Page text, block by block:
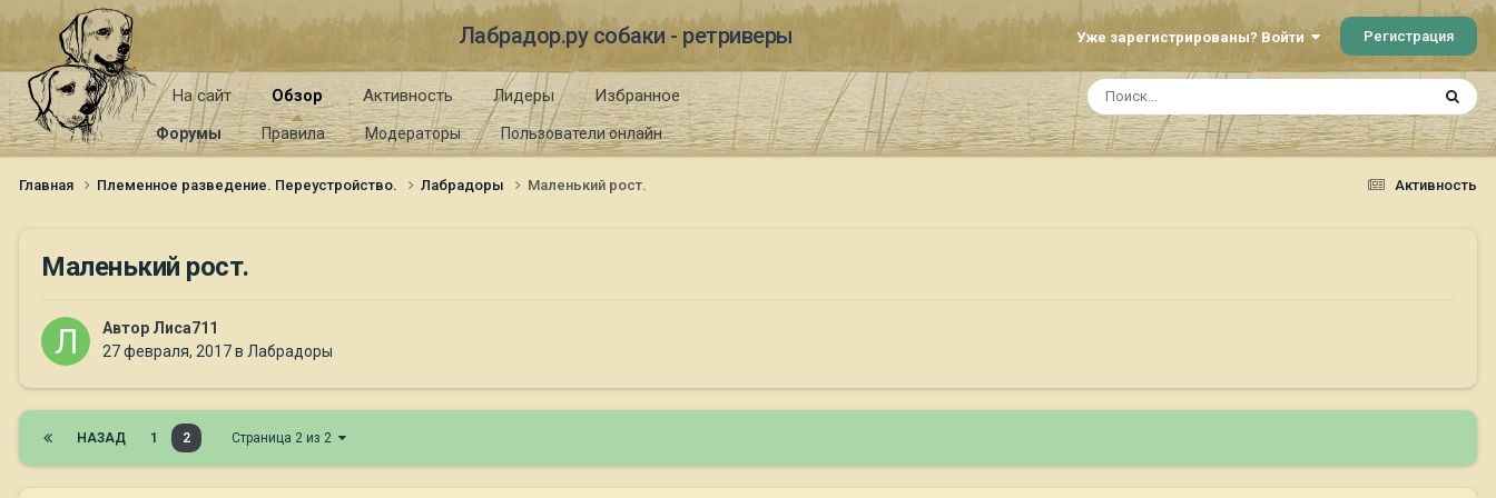
Лабрадор.ру собаки - ретриверы Уже зарегистрированы? Войти Регистрация
На сайт Обзор
Форумы Правила Модераторы Пользователи онлайн
Активность Лидеры Избранное
Активность
Главная Племенное разведение. Переустройство. Лабрадоры Маленький рост.
Маленький рост.
Автор Лиса711
27 февраля, 2017в Лабрадоры
НАЗАД 1 2 Страница 2 из 2